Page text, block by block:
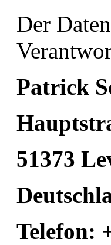
Der
Patrick
51373
Telefon: